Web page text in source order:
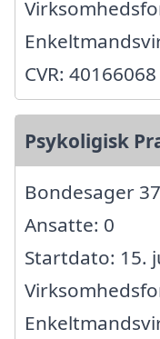
CVR: 40166068
Psykoligisk
Bondesager
Ansatte: 0
Startdato: 15.